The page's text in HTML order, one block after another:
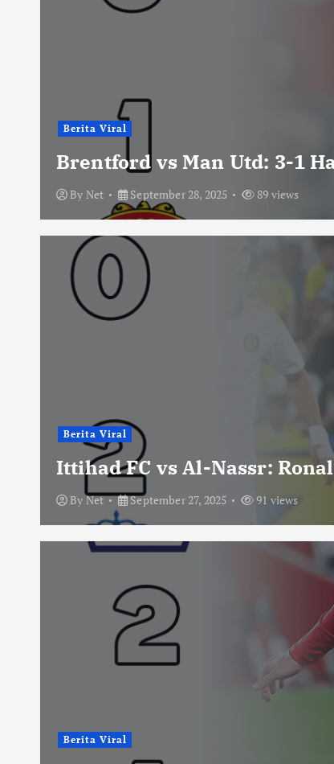
Berita Viral
Brentford vs Man Utd: 3-1
By Net September 28, 2025 89 views
Berita Viral
Ittihad FC vs Al-Nassr:
ByNet September 27, 2025 91 views
Berita Viral